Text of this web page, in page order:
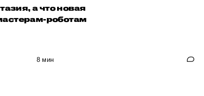
а что новая
роботам
8 мин